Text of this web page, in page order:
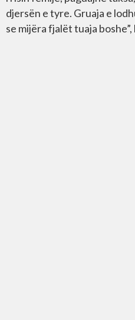
djersën e tyre. Gruaja e
se mijëra fjalët tuaja